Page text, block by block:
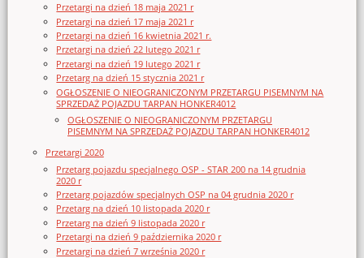
Przetargi na dzień 18 maja 2021 r
Przetargi na dzień 17 maja 2021 r
Przetargi na dzień 16 kwietnia 2021 r.
Przetargi na dzień 22 lutego 2021 r
Przetargi na dzień 19 lutego 2021 r
Przetarg na dzień 15 stycznia 2021 r
OGŁOSZENIE O NIEOGRANICZONYM PRZETARGU PISEMNYM NA
SPRZEDAŻ POJAZDU TARPAN HONKER4012
OGŁOSZENIE O NIEOGRANICZONYM PRZETARGU
PISEMNYM NA SPRZEDAŻ POJAZDU TARPAN HONKER4012
Przetargi 2020
Przetarg pojazdu specjalnego OSP - STAR 200 na 14 grudnia
2020 r
Przetarg pojazdów specjalnych OSP na 04 grudnia 2020 r
Przetarg na dzień 10 listopada 2020 r
Przetarg na dzień 9 listopada 2020 r
Przetargi na dzień 9 października 2020 r
Przetargi na dzień 7 września 2020 r